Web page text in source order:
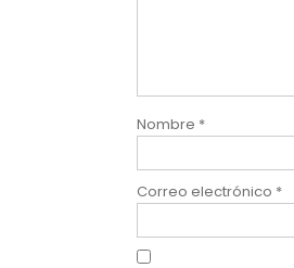
Nombre *
Correo electrónico *